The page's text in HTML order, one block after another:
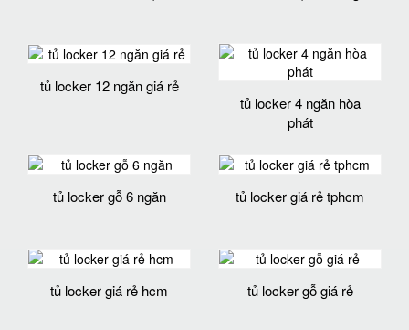
tủ locker 12 ngăn giá rẻ
tủ locker 4 ngăn hòa
phát
tủ locker gỗ 6 ngăn tủ locker giá rẻ tphcm
tủ locker giá rẻ hcm tủ locker gỗ giá rẻ